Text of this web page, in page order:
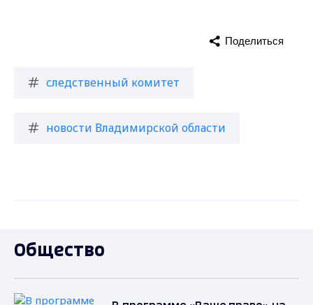
следственный комитет
новости Владимирской области
Поделиться
Общество